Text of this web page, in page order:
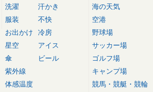
洗濯
服装
お出かけ
星空
傘
紫外線
体感温度
汗かき
不快
冷房
アイス
ビール
海の天気
空港
野球場
サッカー場
ゴルフ場
キャンプ場
競馬・競艇・競輪